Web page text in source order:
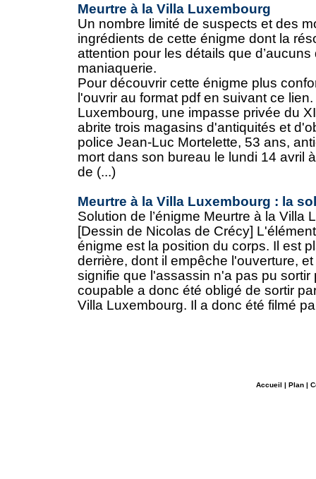
Meurtre à la Villa Luxembourg
Un nombre limité de suspects et des
ingrédients de cette énigme dont la
attention pour les détails que
maniaquerie.
Pour découvrir cette énigme plus
l'ouvrir au format pdf en suivant ce
Luxembourg, une impasse privée du
abrite trois magasins d'antiquités et
police Jean-Luc Mortelette, 53 ans,
mort dans son bureau le lundi 14 avril
de (...)
Meurtre à la Villa Luxembourg : la
Solution de l’énigme Meurtre à la Villa
[Dessin de Nicolas de Crécy]
énigme est la position du corps. Il est
derrière, dont il empêche l'ouverture,
signifie que l'assassin n'a pas pu sortir
coupable a donc été obligé de sortir
Villa Luxembourg. Il a donc été filmé
Accueil | Plan|